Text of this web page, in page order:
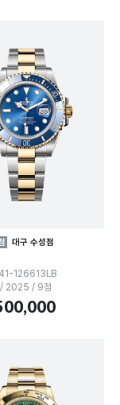
대구 수성점
41-126613LB
/ 2025 / 9점